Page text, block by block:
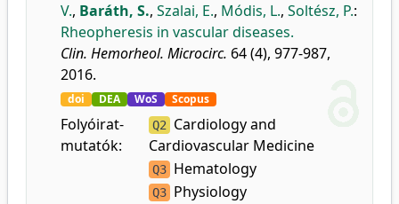
V., Baráth, S., Szalai, E., Módis, L., Soltész, P.:
Rheopheresis in vascular diseases.
Clin. Hemorheol. Microcirc. 64 (4), 977-987,
2016.
doi DEA WoS Scopus
Folyóirat-
mutatók:
Q2 Cardiology and
Cardiovascular Medicine
Q3 Hematology
Q3 Physiology